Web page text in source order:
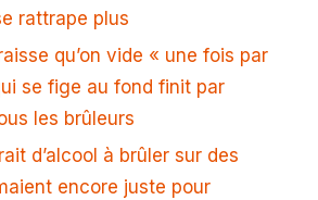
rattrape plus
qu’on vide « une fois par
se fige au fond finit par
les brûleurs
d’alcool à brûler sur des
encore juste pour